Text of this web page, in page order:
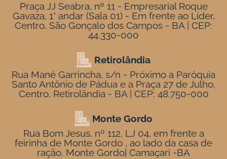
Praça JJ Seabra, nº 11 - Empresarial Roque
Gavaza, 1° andar (Sala 01) - Em frente ao Líder,
Centro, São Gonçalo dos Campos - BA | CEP:
44.330-000
Retirolândia
Rua Mané Garrincha, s/n - Próximo a Paróquia
Santo Antônio de Pádua e a Praça 27 de Julho,
Centro, Retirolândia - BA | CEP: 48.750-000
Monte Gordo
Rua Bom Jesus, nº 112, LJ 04, em frente a
feirinha de Monte Gordo , ao lado da casa de
ração, Monte Gordo| Camaçari -BA